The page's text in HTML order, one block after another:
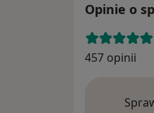
Opinie o
457 opinii